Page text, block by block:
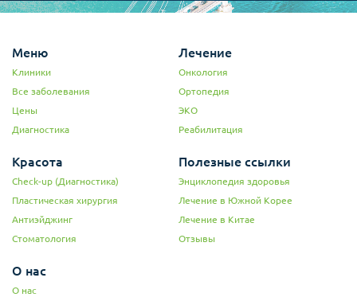
Меню
Клиники
Все заболевания
Цены
Диагностика
Лечение
Онкология
Ортопедия
ЭКО
Реабилитация
Красота
Check-up (Диагностика)
Пластическая хирургия
Антиэйджинг
Стоматология
Полезные ссылки
Энциклопедия здоровья
Лечение в Южной Корее
Лечение в Китае
Отзывы
О нас
О нас